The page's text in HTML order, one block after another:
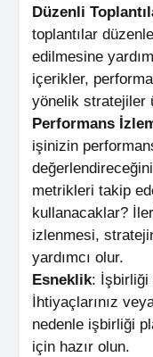
Düzenli
toplantılar
edilmesine
içerikler,
yönelik stratejiler
Performans
işinizin
metrikleri takip
kullanacaklar?
izlenmesi,
yardımcı olur.
Esneklik: İşbirliği
İhtiyaçlarınız
nedenle işbirliği
için hazır olun.